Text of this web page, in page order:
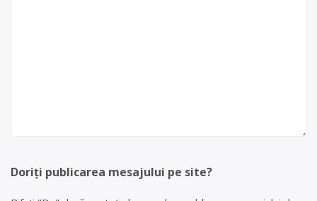
Doriți publicarea mesajului pe site?